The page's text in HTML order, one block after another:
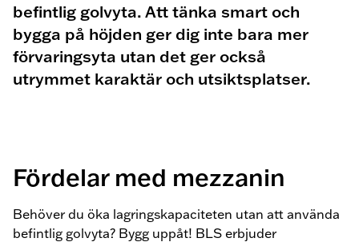
befintlig golvyta. Att tänka smart och
bygga på höjden ger dig inte bara mer
förvaringsyta utan det ger också
utrymmet karaktär och utsiktsplatser.
Fördelar med mezzanin
Behöver du öka lagringskapaciteten utan att använda
befintlig golvyta? Bygg uppåt! BLS erbjuder